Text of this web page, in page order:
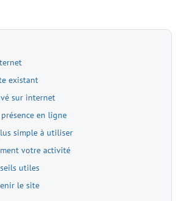
existant
sur internet
en ligne
simple à utiliser
votre activité
utiles
le site